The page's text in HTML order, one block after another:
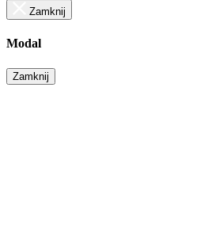
Zamknij
Modal
Zamknij